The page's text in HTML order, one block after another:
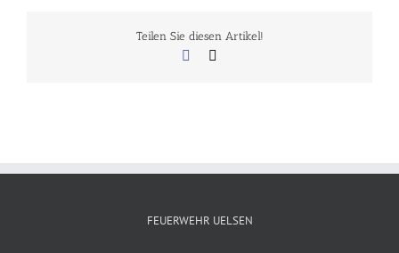
Teilen Sie diesen Artikel!
Facebook
FEUERWEHR UELSEN